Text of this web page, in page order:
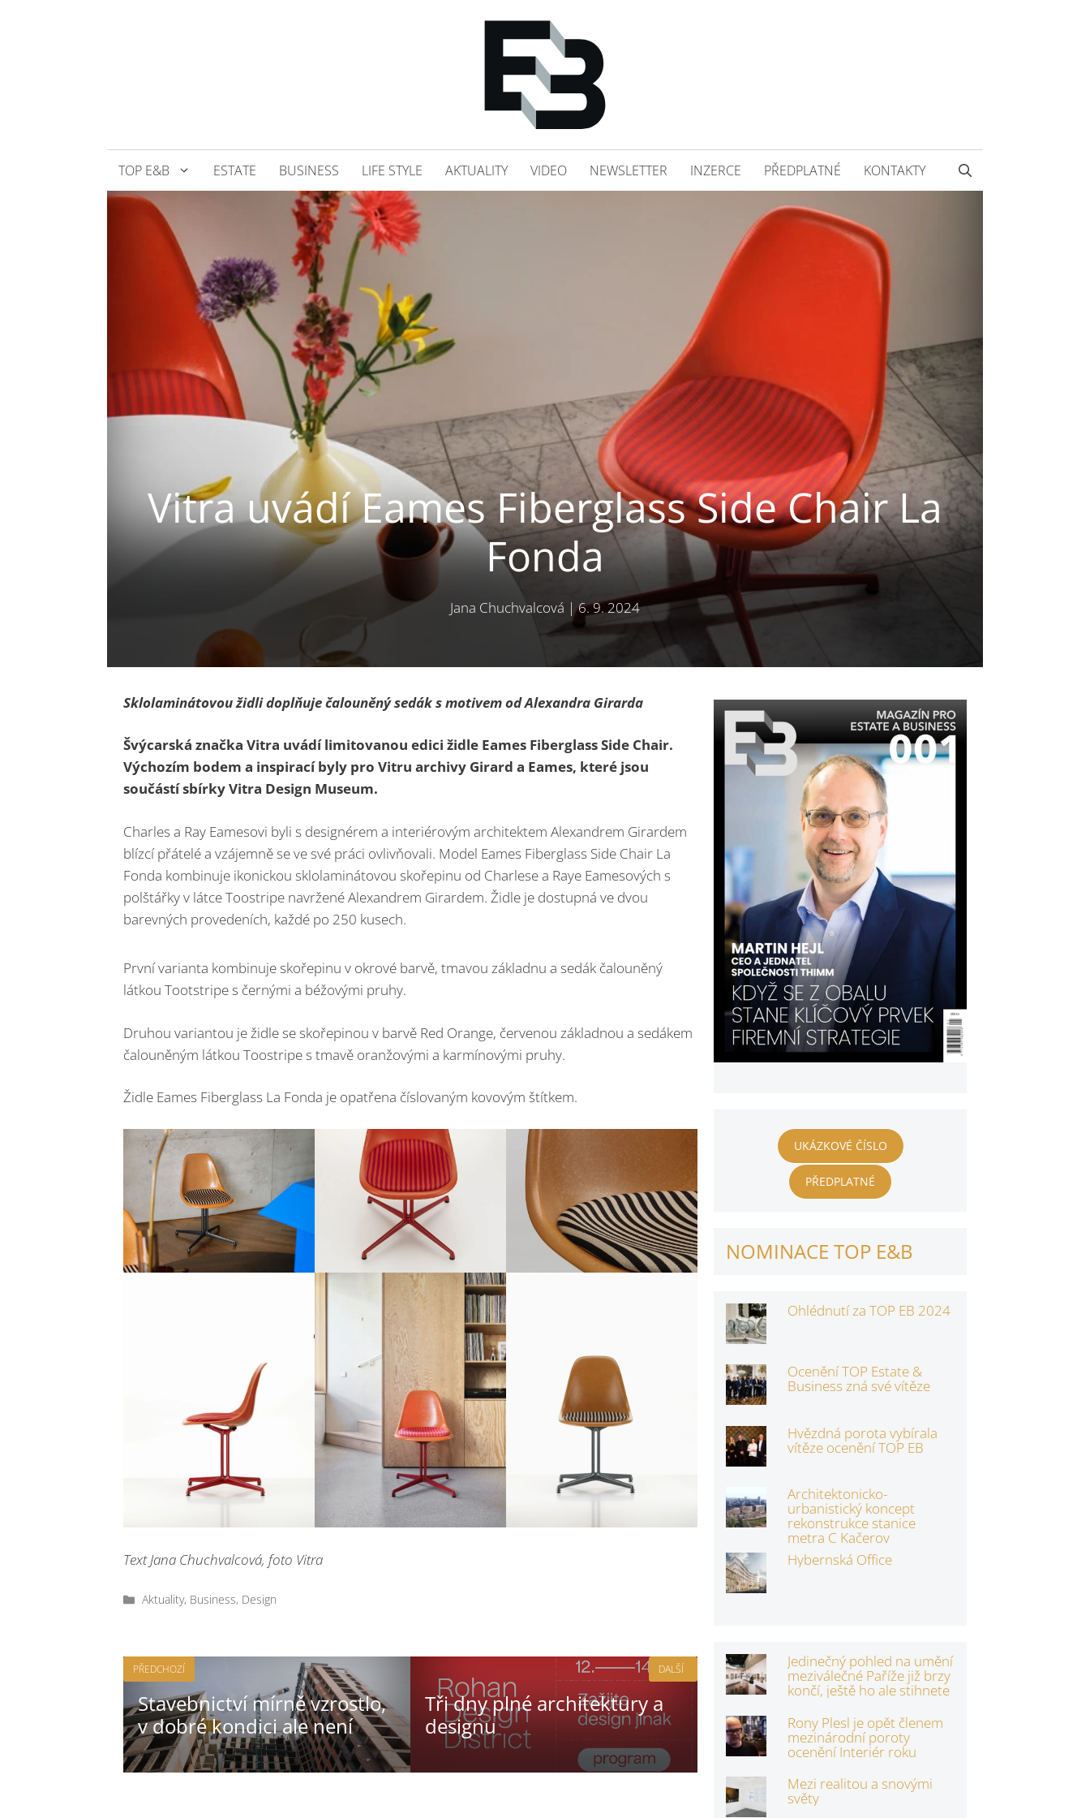
TOP E&B ESTATE BUSINESS LIFE STYLE AKTUALITY VIDEO NEWSLETTER INZERCE PŘEDPLATNÉ KONTAKTY
Vitra uvádí Eames Fiberglass Side Chair La
Fonda
Jana Chuchvalcová |6. 9. 2024
Sklolaminátovou židli doplňuje čalouněný sedák s motivem od Alexandra Girarda
Švýcarská značka Vitra uvádí limitovanou edici židle Eames Fiberglass Side Chair.
Výchozím bodem a inspirací byly pro Vitru archivy Girard a Eames, které jsou
součástí sbírky Vitra Design Museum.
Charles a Ray Eamesovi byli s designérem a interiérovým architektem Alexandrem Girardem
blízcí přátelé a vzájemně se ve své práci ovlivňovali. Model Eames Fiberglass Side Chair La
Fonda kombinuje ikonickou sklolaminátovou skořepinu od Charlese a Raye Eamesových s
polštářky v látce Toostripe navržené Alexandrem Girardem. Židle je dostupná ve dvou
barevných provedeních, každé po 250 kusech.
První varianta kombinuje skořepinu v okrové barvě, tmavou základnu a sedák čalouněný
látkou Tootstripe s černými a béžovými pruhy.
Druhou variantou je židle se skořepinou v barvě Red Orange, červenou základnou a sedákem
čalouněným látkou Toostripe s tmavě oranžovými a karmínovými pruhy.
Židle Eames Fiberglass La Fonda je opatřena číslovaným kovovým štítkem.
Text Jana Chuchvalcová, foto Vitra
Rubriky
Aktuality, Business, Design
PŘEDCHOZÍ
Stavebnictví mírně vzrostlo,
v dobré kondici ale není
Tři dny plné architektury a
designu
DALŠÍ
UKÁZKOVÉ ČÍSLO
PŘEDPLATNÉ
NOMINACE TOP E&B
Ohlédnutí za TOP EB 2024
Ocenění TOP Estate &
Business zná své vítěze
Hvězdná porota vybírala
vítěze ocenění TOP EB
Architektonicko-
urbanistický koncept
rekonstrukce stanice
metra C Kačerov
Hybernská Office
Jedinečný pohled na umění
meziválečné Paříže již brzy
končí, ještě ho ale stihnete
Rony Plesl je opět členem
mezinárodní poroty
ocenění Interiér roku
Mezi realitou a snovými
světy